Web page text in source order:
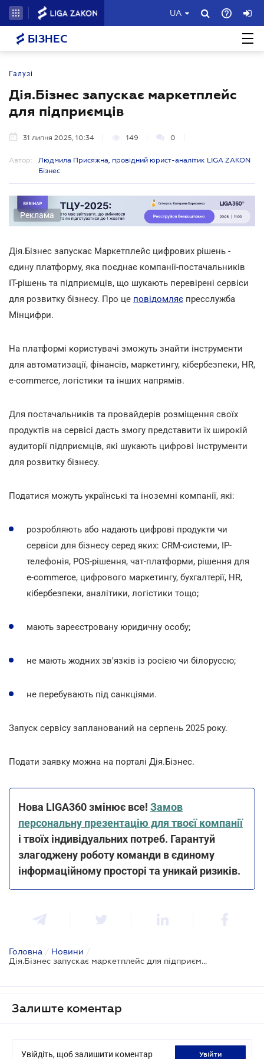
UA
БІЗНЕС
Галузі
Дія.Бізнес запускає маркетплейс
для підприємців
31 липня 2025, 10:34 149 0
Автор:
Людмила Присяжна, провідний юрист-аналітик LIGA ZAKON
Бізнес
Реклама
Дія.Бізнес запускає Маркетплейс цифрових рішень -
єдину платформу, яка поєднає компанії-постачальників
ІТ-рішень та підприємців, що шукають перевірені сервіси
для розвитку бізнесу. Про це повідомляє пресслужба
Мінцифри.
На платформі користувачі зможуть знайти інструменти
для автоматизації, фінансів, маркетингу, кібербезпеки, HR,
e-commerce, логістики та інших напрямів.
Для постачальників та провайдерів розміщення своїх
продуктів на сервісі дасть змогу представити їх широкій
аудиторії підприємців, які шукають цифрові інструменти
для розвитку бізнесу.
Податися можуть українські та іноземні компанії, які:
розробляють або надають цифрові продукти чи
сервіси для бізнесу серед яких: CRM-системи, IP-
телефонія, POS-рішення, чат-платформи, рішення для
e-commerce, цифрового маркетингу, бухгалтерії, HR,
кібербезпеки, аналітики, логістики тощо;
мають зареєстровану юридичну особу;
не мають жодних зв'язків із росією чи білоруссю;
не перебувають під санкціями.
Запуск сервісу запланований на серпень 2025 року.
Подати заявку можна на порталі Дія.Бізнес.
Нова LIGA360 змінює все! Замов
персональну презентацію для твоєї компанії
і твоїх індивідуальних потреб. Гарантуй
злагоджену роботу команди в єдиному
інформаційному просторі та уникай ризиків.
Головна / Новини /
Дія.Бізнес запускає маркетплейс для підприємців
Залиште коментар
Увійдіть, щоб залишити коментар увійти